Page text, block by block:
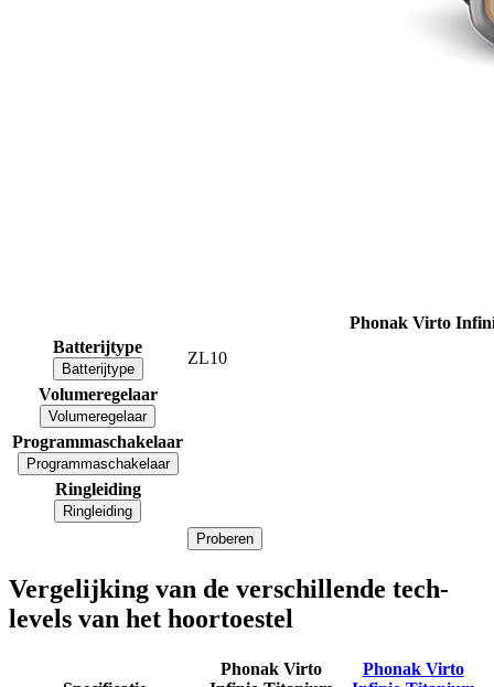
Phonak Virto
Batterijtype
Batterijtype
ZL10
Volumeregelaar
Volumeregelaar
Programmaschakelaar
Programmaschakelaar
Ringleiding
Ringleiding
Proberen
Vergelijking van de verschillende tech-
levels van het hoortoestel
Phonak Virto
Phonak Virto